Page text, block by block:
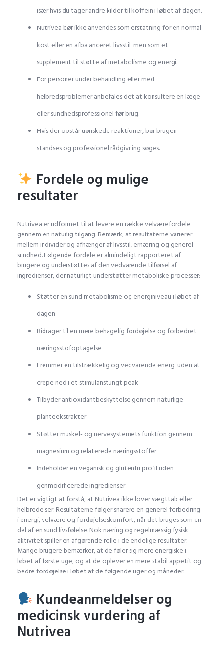
især hvis du tager andre kilder til koffein i løbet af dagen.
Nutrivea bør ikke anvendes som erstatning for en normal
kost eller en afbalanceret livsstil, men som et
supplement til støtte af metabolisme og energi.
For personer under behandling eller med
helbredsproblemer anbefales det at konsultere en læge
eller sundhedsprofessionel før brug.
Hvis der opstår uønskede reaktioner, bør brugen
standses og professionel rådgivning søges.
Fordele og mulige
resultater
Nutrivea er udformet til at levere en række velværefordele
gennem en naturlig tilgang. Bemærk, at resultaterne varierer
mellem individer og afhænger af livsstil, ernæring og generel
sundhed. Følgende fordele er almindeligt rapporteret af
brugere og understøttes af den vedvarende tilførsel af
ingredienser, der naturligt understøtter metaboliske processer:
Støtter en sund metabolisme og energiniveau i løbet af
dagen
Bidrager til en mere behagelig fordøjelse og forbedret
næringsstofoptagelse
Fremmer en tilstrækkelig og vedvarende energi uden at
crepe ned i et stimulanstungt peak
Tilbyder antioxidantbeskyttelse gennem naturlige
planteekstrakter
Støtter muskel- og nervesystemets funktion gennem
magnesium og relaterede næringsstoffer
Indeholder en veganisk og glutenfri profil uden
genmodificerede ingredienser
Det er vigtigt at forstå, at Nutrivea ikke lover vægttab eller
helbredelser. Resultaterne følger snarere en generel forbedring
i energi, velvære og fordøjelseskomfort, når det bruges som en
del af en sund livsfølelse. Nok næring og regelmæssig fysisk
aktivitet spiller en afgørende rolle i de endelige resultater.
Mange brugere bemærker, at de føler sig mere energiske i
løbet af første uge, og at de oplever en mere stabil appetit og
bedre fordøjelse i løbet af de følgende uger og måneder.
Kundeanmeldelser og
medicinsk vurdering af
Nutrivea